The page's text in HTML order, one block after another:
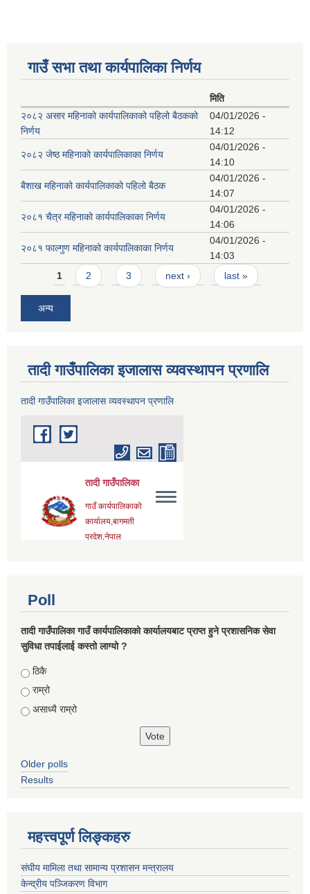
गाउँ सभा तथा कार्यपालिका निर्णय
मिति
२०८२ असार महिनाको कार्यपालिकाको पहिलो बैठकको
निर्णय
04/01/2026 -
14:12
२०८२ जेष्ठ महिनाको कार्यपालिकाका निर्णय
04/01/2026 -
14:10
बैशाख महिनाको कार्यपालिकाको पहिलो बैठक
04/01/2026 -
14:07
२०८१ चैत्र महिनाको कार्यपालिकाका निर्णय
04/01/2026 -
14:06
२०८१ फाल्गुण महिनाको कार्यपालिकाका निर्णय
04/01/2026 -
14:03
Pages
1 2 3 next › last »
अन्य
तादी गाउँपालिका इजालास व्यवस्थापन प्रणालि
तादी गाउँपालिका इजालास व्यवस्थापन प्रणालि
Poll
तादी गाउँपालिका गाउँ कार्यपालिकाको कार्यालयबाट प्राप्त हुने प्रशासनिक सेवा
सुविधा तपाईलाई कस्तो लाग्यो ?
Choices
ठिकै
राम्रो
असाध्यै राम्रो
Older polls
Results
महत्त्वपूर्ण लिङ्कहरु
संघीय मामिला तथा सामान्य प्रशासन मन्त्रालय
केन्द्रीय पञ्जिकरण विभाग